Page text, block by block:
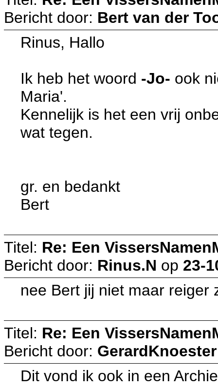
Bericht door: Bert van der
Rinus, Hallo
Ik heb het woord -Jo- ook
Maria'.
Kennelijk is het een vrij
wat tegen.
gr. en bedankt
Bert
Titel: Re: Een
Bericht door: Rinus.N op 23-
nee Bert jij niet maar reiger
Titel: Re: Een
Bericht door: GerardKnoester
Dit vond ik ook in een